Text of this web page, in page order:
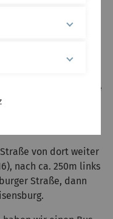
Reisensburg ist
liegt auf der Strecke
Vom Bahnhof
leider keine
Grund sollten Sie
von dort weiter
nach ca. 250m links
Straße, dann